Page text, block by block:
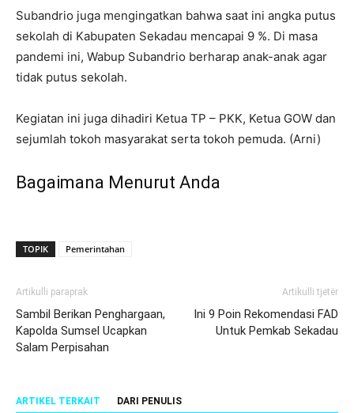
Subandrio juga mengingatkan bahwa saat ini angka putus
sekolah di Kabupaten Sekadau mencapai 9 %. Di masa
pandemi ini, Wabup Subandrio berharap anak-anak agar
tidak putus sekolah.
Kegiatan ini juga dihadiri Ketua TP – PKK, Ketua GOW dan
sejumlah tokoh masyarakat serta tokoh pemuda. (Arni)
Bagaimana Menurut Anda
TOPIK Pemerintahan
Artikulli paraprak
Sambil Berikan Penghargaan,
Kapolda Sumsel Ucapkan
Salam Perpisahan
Artikulli tjetër
Ini 9 Poin Rekomendasi FAD
Untuk Pemkab Sekadau
ARTIKEL TERKAIT DARI PENULIS